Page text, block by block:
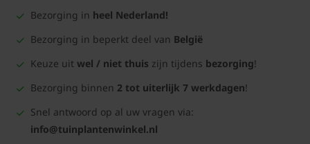
Bezorging in heel Nederland!
Bezorging in beperkt deel van België
Keuze uit wel / niet thuis zijn tijdens bezorging!
Bezorging binnen 2 tot uiterlijk 7 werkdagen!
Snel antwoord op al uw vragen via:
info@tuinplantenwinkel.nl